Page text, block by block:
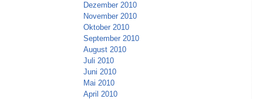
Dezember 2010
November 2010
Oktober 2010
September 2010
August 2010
Juli 2010
Juni 2010
Mai 2010
April 2010